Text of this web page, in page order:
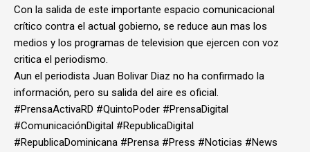
Con la salida de este importante espacio comunicacional
crítico contra el actual gobierno, se reduce aun mas los
medios y los programas de television que ejercen con voz
critica el periodismo.
Aun el periodista Juan Bolivar Diaz no ha confirmado la
información, pero su salida del aire es oficial.
#PrensaActivaRD #QuintoPoder #PrensaDigital
#ComunicaciónDigital #RepublicaDigital
#RepublicaDominicana #Prensa #Press #Noticias #News